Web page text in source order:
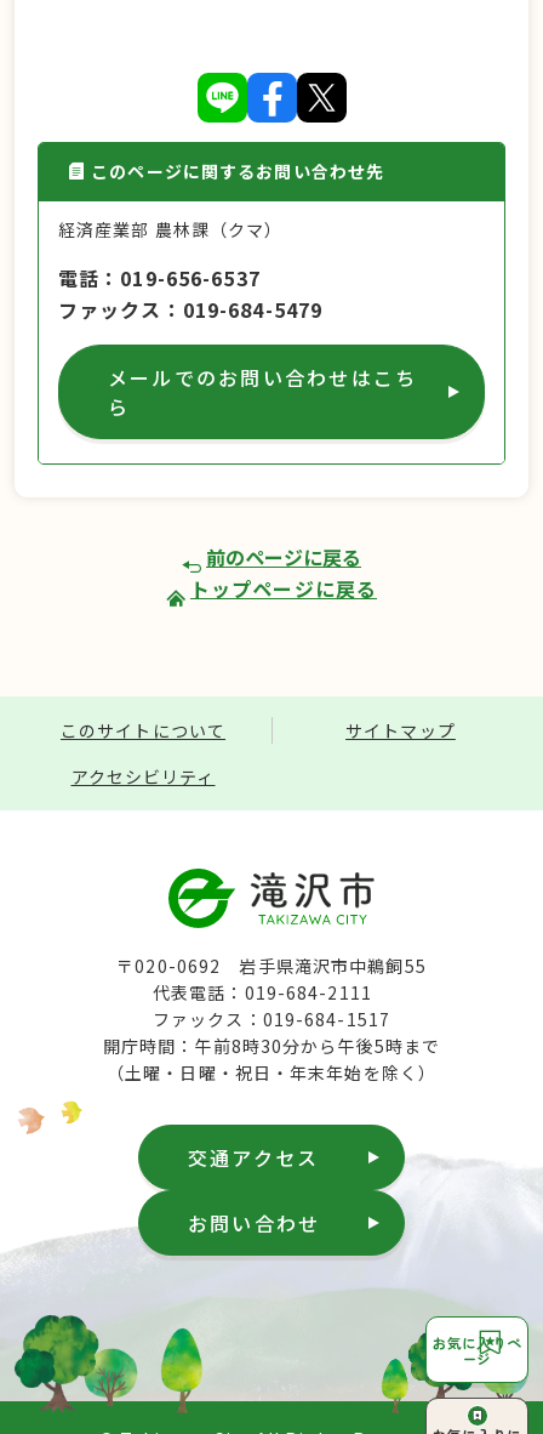
お気に入りペ
ージ
このページに関するお問い合わせ先
経済産業部 農林課（クマ）
電話
019-656-6537
ファックス
019-684-5479
メールでのお問い合わせはこち
ら
前のページに戻る
トップページに戻る
このサイトについて
サイトマップ
アクセシビリティ
〒020-0692 岩手県滝沢市中鵜飼55
代表電話：019-684-2111
ファックス：019-684-1517
開庁時間：午前8時30分から午後5時まで
（土曜・日曜・祝日・年末年始を除く）
交通アクセス
お問い合わせ